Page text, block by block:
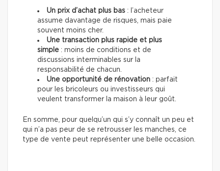
Un prix d’achat plus bas : l’acheteur
assume davantage de risques, mais paie
souvent moins cher.
Une transaction plus rapide et plus
simple : moins de conditions et de
discussions interminables sur la
responsabilité de chacun.
Une opportunité de rénovation : parfait
pour les bricoleurs ou investisseurs qui
veulent transformer la maison à leur goût.
En somme, pour quelqu’un qui s’y connaît un peu et
qui n’a pas peur de se retrousser les manches, ce
type de vente peut représenter une belle occasion.